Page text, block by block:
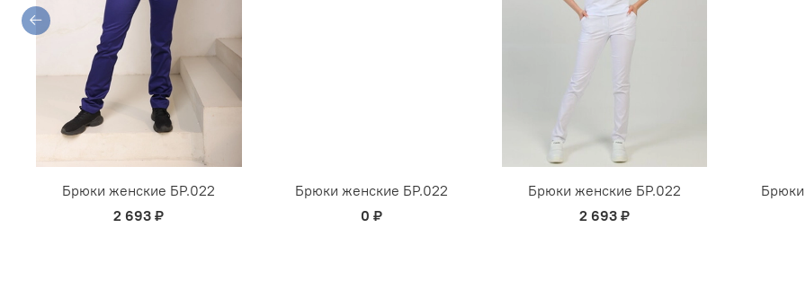
Брюки женские БР.022
2 693 ₽
Брюки женские БР.022
0 ₽
Брюки женские БР.022
2 693 ₽